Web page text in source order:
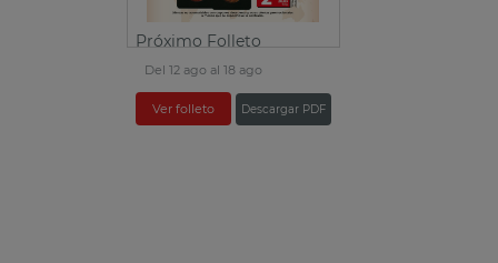
Próximo Folleto
Del 12 ago al 18 ago
Ver folleto Descargar PDF